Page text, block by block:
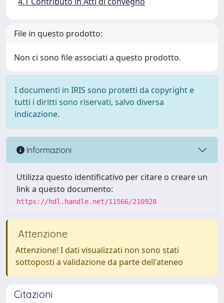
File in questo prodotto:
Non ci sono file associati a questo prodotto.
I documenti in IRIS sono protetti da copyright e
tutti i diritti sono riservati, salvo diversa
indicazione.
Informazioni
Utilizza questo identificativo per citare o creare un
link a questo documento:
https://hdl.handle.net/11566/210928
Attenzione
Attenzione! I dati visualizzati non sono stati
sottoposti a validazione da parte dell'ateneo
Citazioni